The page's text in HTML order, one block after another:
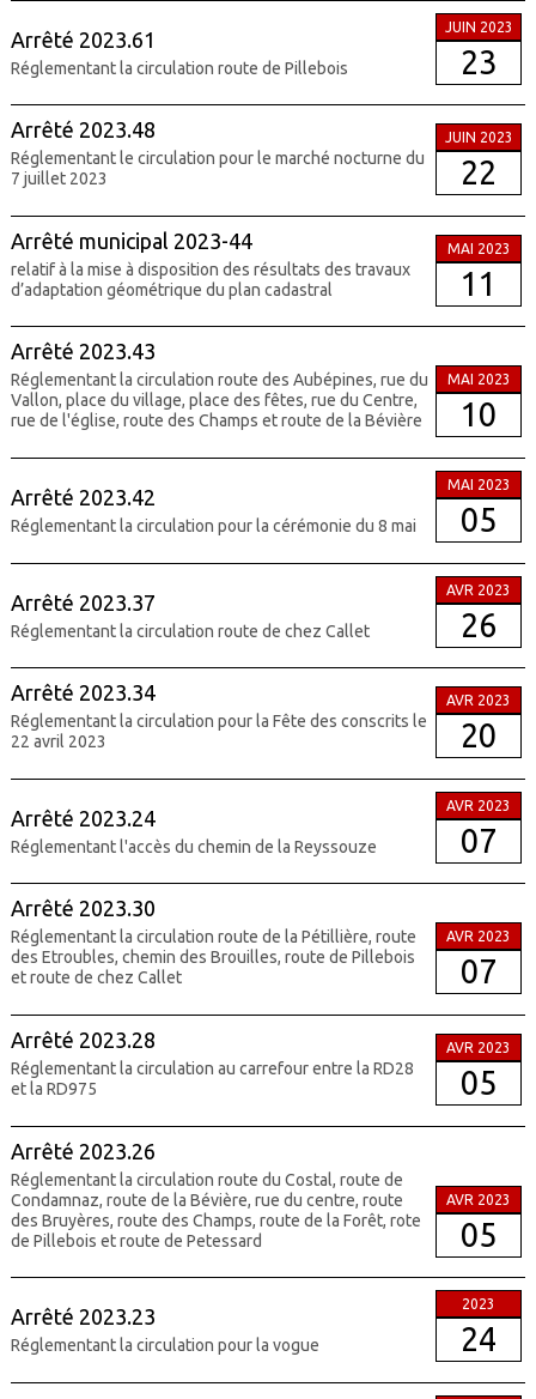
Arrêté 2023.61
Réglementant la circulation route de Pillebois
JUIN 2023
23
Arrêté 2023.48
Réglementant le circulation pour le marché nocturne du
7 juillet 2023
JUIN 2023
22
Arrêté municipal 2023-44
relatif à la mise à disposition des résultats des travaux
d’adaptation géométrique du plan cadastral
MAI 2023
11
Arrêté 2023.43
Réglementant la circulation route des Aubépines, rue du
Vallon, place du village, place des fêtes, rue du Centre,
rue de l'église, route des Champs et route de la Bévière
MAI 2023
10
Arrêté 2023.42
Réglementant la circulation pour la cérémonie du 8 mai
MAI 2023
05
Arrêté 2023.37
Réglementant la circulation route de chez Callet
AVR 2023
26
Arrêté 2023.34
Réglementant la circulation pour la Fête des conscrits le
22 avril 2023
AVR 2023
20
Arrêté 2023.24
Réglementant l'accès du chemin de la Reyssouze
AVR 2023
07
Arrêté 2023.30
Réglementant la circulation route de la Pétillière, route
des Etroubles, chemin des Brouilles, route de Pillebois
et route de chez Callet
AVR 2023
07
Arrêté 2023.28
Réglementant la circulation au carrefour entre la RD28
et la RD975
AVR 2023
05
Arrêté 2023.26
Réglementant la circulation route du Costal, route de
Condamnaz, route de la Bévière, rue du centre, route
des Bruyères, route des Champs, route de la Forêt, rote
de Pillebois et route de Petessard
AVR 2023
05
Arrêté 2023.23
Réglementant la circulation pour la vogue
2023
24